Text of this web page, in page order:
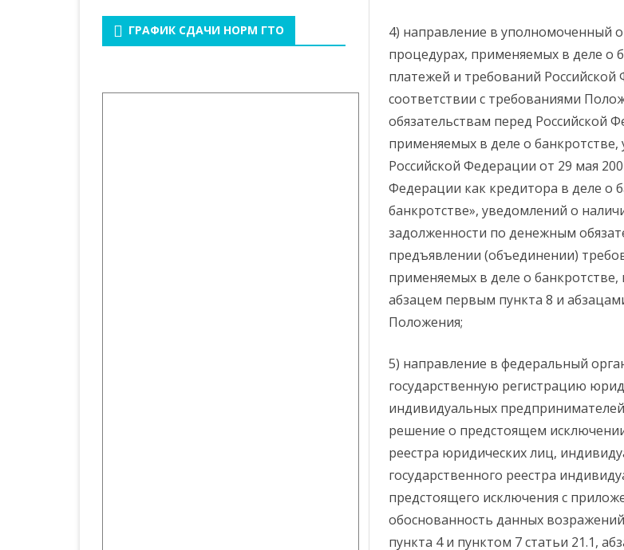
4) направление в уполномоченный
процедурах, применяемых в деле о
платежей и требований
соответствии с требованиями
обязательствам перед Российской
применяемых в деле о
Российской Федерации от 29 мая
Федерации как кредитора в деле о
банкротстве», уведомлений о
задолженности по денежным
предъявлении (объединении)
применяемых в деле о
абзацем первым пункта 8 и
Положения;
5) направление в федеральный
государственную регистрацию
индивидуальных
решение о предстоящем
реестра юридических лиц,
государственного реестра
предстоящего исключения с
обоснованность данных
пункта 4 и пунктом 7 статьи 21.1,
ГРАФИК СДАЧИ НОРМ ГТО